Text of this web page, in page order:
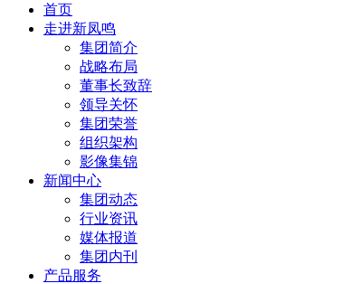
首页
走进新凤鸣
集团简介
战略布局
董事长致辞
领导关怀
集团荣誉
组织架构
影像集锦
新闻中心
集团动态
行业资讯
媒体报道
集团内刊
产品服务